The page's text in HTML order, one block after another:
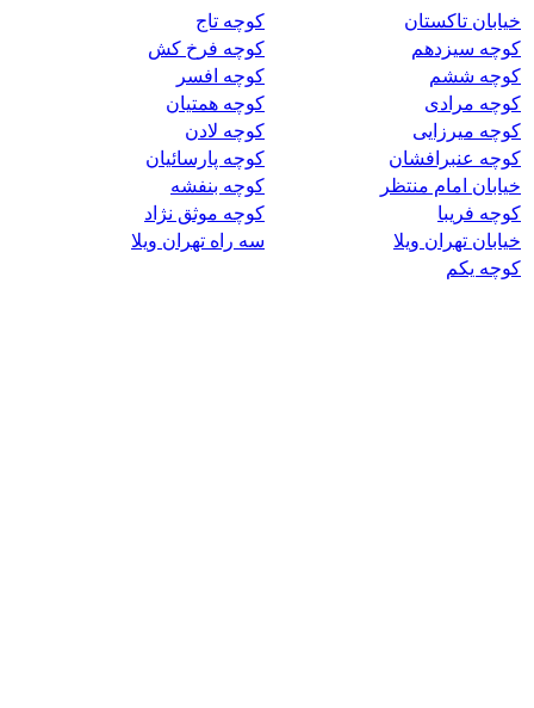
خیابان تاکستان
کوچه تاج
کوچه سیزدهم
کوچه فرخ کش
کوچه ششم
کوچه افسر
کوچه مرادی
کوچه همتیان
کوچه میرزایی
کوچه لادن
کوچه عنبرافشان
کوچه پارسائیان
خیابان امام منتظر
کوچه بنفشه
کوچه فریبا
کوچه موثق نژاد
خیابان تهران ویلا
سه راه تهران ویلا
کوچه یکم